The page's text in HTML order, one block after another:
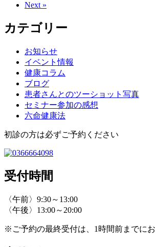
Next »
カテゴリー
お知らせ
イベント情報
健康コラム
ブログ
患者さんとのツーショット写真
セミナー参加の感想
六命健康法
初診の方は必ずご予約ください
受付時間
〈午前〉9:30～13:00
〈午後〉13:00～20:00
※ご予約の最終受付は、1時間前までに